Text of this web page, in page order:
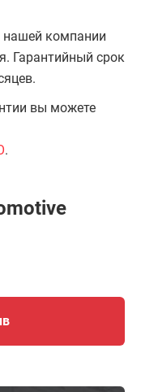
нашей компании
Гарантийный срок
вы можете
.